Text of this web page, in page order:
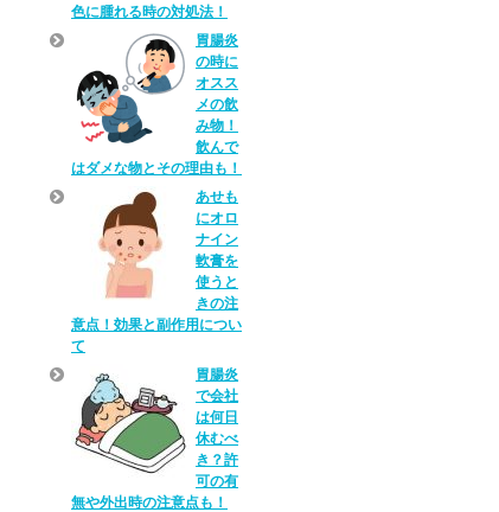
色に腫れる時の対処法！
胃腸炎
の時に
オスス
メの飲
み物！
飲んで
はダメな物とその理由も！
あせも
にオロ
ナイン
軟膏を
使うと
きの注
意点！効果と副作用につい
て
胃腸炎
で会社
は何日
休むべ
き？許
可の有
無や外出時の注意点も！